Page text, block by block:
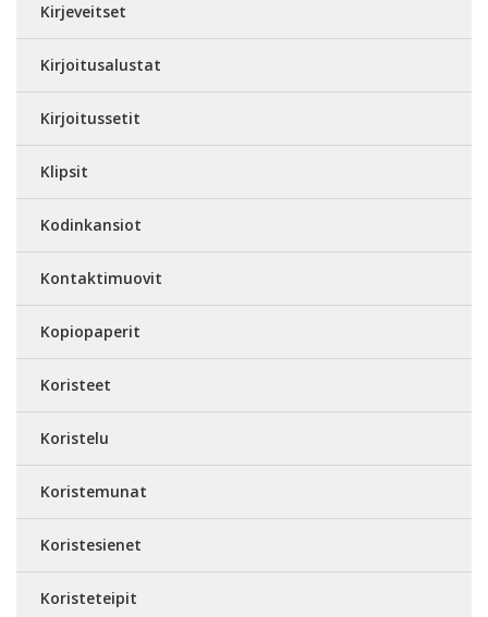
Kirjeveitset
Kirjoitusalustat
Kirjoitussetit
Klipsit
Kodinkansiot
Kontaktimuovit
Kopiopaperit
Koristeet
Koristelu
Koristemunat
Koristesienet
Koristeteipit